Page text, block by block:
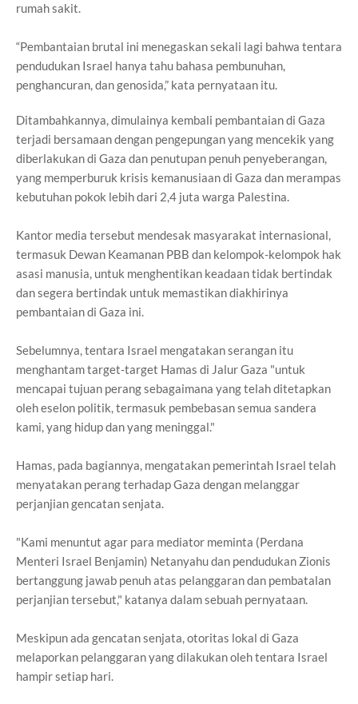
rumah sakit.
“Pembantaian brutal ini menegaskan sekali lagi bahwa tentara
pendudukan Israel hanya tahu bahasa pembunuhan,
penghancuran, dan genosida,” kata pernyataan itu.
Ditambahkannya, dimulainya kembali pembantaian di Gaza
terjadi bersamaan dengan pengepungan yang mencekik yang
diberlakukan di Gaza dan penutupan penuh penyeberangan,
yang memperburuk krisis kemanusiaan di Gaza dan merampas
kebutuhan pokok lebih dari 2,4 juta warga Palestina.
Kantor media tersebut mendesak masyarakat internasional,
termasuk Dewan Keamanan PBB dan kelompok-kelompok hak
asasi manusia, untuk menghentikan keadaan tidak bertindak
dan segera bertindak untuk memastikan diakhirinya
pembantaian di Gaza ini.
Sebelumnya, tentara Israel mengatakan serangan itu
menghantam target-target Hamas di Jalur Gaza "untuk
mencapai tujuan perang sebagaimana yang telah ditetapkan
oleh eselon politik, termasuk pembebasan semua sandera
kami, yang hidup dan yang meninggal."
Hamas, pada bagiannya, mengatakan pemerintah Israel telah
menyatakan perang terhadap Gaza dengan melanggar
perjanjian gencatan senjata.
"Kami menuntut agar para mediator meminta (Perdana
Menteri Israel Benjamin) Netanyahu dan pendudukan Zionis
bertanggung jawab penuh atas pelanggaran dan pembatalan
perjanjian tersebut," katanya dalam sebuah pernyataan.
Meskipun ada gencatan senjata, otoritas lokal di Gaza
melaporkan pelanggaran yang dilakukan oleh tentara Israel
hampir setiap hari.